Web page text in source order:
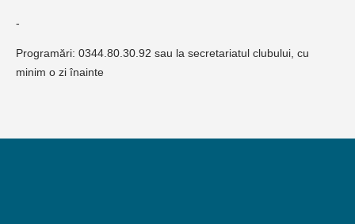
-
Programări: 0344.80.30.92 sau la secretariatul clubului, cu
minim o zi înainte